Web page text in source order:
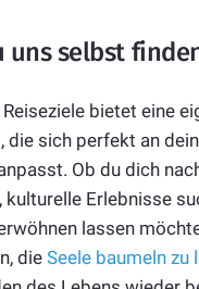
uns selbst
bietet eine
, die sich perfekt an
Ob du dich
kulturelle Erlebnisse
lassen
die Seele baumeln zu